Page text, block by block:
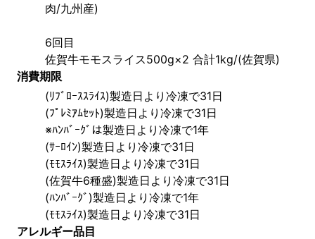
肉/九州産)
6回目
佐賀牛モモスライス500g×2 合計1kg/(佐賀県)
消費期限
(ﾘﾌﾞﾛｰｽｽﾗｲｽ)製造日より冷凍で31日
(ﾌﾟﾚﾐｱﾑｾｯﾄ)製造日より冷凍で31日
※ﾊﾝﾊﾞｰｸﾞは製造日より冷凍で1年
(ｻｰﾛｲﾝ)製造日より冷凍で31日
(ﾓﾓｽﾗｲｽ)製造日より冷凍で31日
(佐賀牛6種盛)製造日より冷凍で31日
(ﾊﾝﾊﾞｰｸﾞ)製造日より冷凍で1年
(ﾓﾓｽﾗｲｽ)製造日より冷凍で31日
アレルギー品目